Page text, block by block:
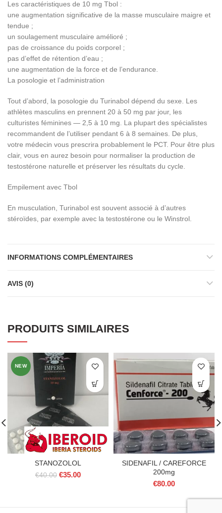
Les caractéristiques de 10 mg Tbol :
une augmentation significative de la masse musculaire maigre et
tendue ;
un soulagement musculaire amélioré ;
pas de croissance du poids corporel ;
pas d’effet de rétention d’eau ;
une augmentation de la force et de l’endurance.
La posologie et l’administration
Tout d’abord, la posologie du Turinabol dépend du sexe. Les
athlètes masculins en prennent 20 à 50 mg par jour, les
culturistes féminines ― 2,5 à 10 mg. La plupart des spécialistes
recommandent de l’utiliser pendant 6 à 8 semaines. De plus,
votre médecin vous prescrira probablement le PCT. Pour être plus
clair, vous en aurez besoin pour normaliser la production de
testostérone naturelle et préserver les résultats du cycle.
Empilement avec Tbol
En musculation, Turinabol est souvent associé à d’autres
stéroïdes, par exemple avec la testostérone ou le Winstrol.
INFORMATIONS COMPLÉMENTAIRES
AVIS (0)
PRODUITS SIMILAIRES
NEW
STANOZOLOL
€40.00 Le
€35.00Le
SIDENAFIL / CAREFORCE
200mg
€80.00